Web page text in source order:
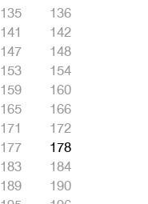
135
136
141
142
147
148
153
154
159
160
165
166
171
172
177
178
183
184
189
190